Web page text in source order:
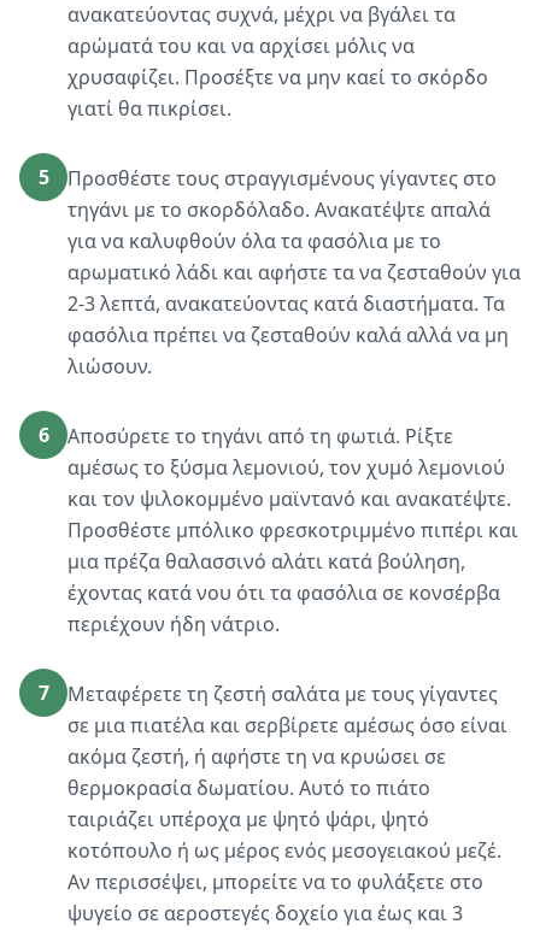
ανακατεύοντας συχνά, μέχρι να βγάλει τα
αρώματά του και να αρχίσει μόλις να
χρυσαφίζει. Προσέξτε να μην καεί το σκόρδο
γιατί θα πικρίσει.
5
Προσθέστε τους στραγγισμένους γίγαντες στο
τηγάνι με το σκορδόλαδο. Ανακατέψτε απαλά
για να καλυφθούν όλα τα φασόλια με το
αρωματικό λάδι και αφήστε τα να ζεσταθούν για
2-3 λεπτά, ανακατεύοντας κατά διαστήματα. Τα
φασόλια πρέπει να ζεσταθούν καλά αλλά να μη
λιώσουν.
6
Αποσύρετε το τηγάνι από τη φωτιά. Ρίξτε
αμέσως το ξύσμα λεμονιού, τον χυμό λεμονιού
και τον ψιλοκομμένο μαϊντανό και ανακατέψτε.
Προσθέστε μπόλικο φρεσκοτριμμένο πιπέρι και
μια πρέζα θαλασσινό αλάτι κατά βούληση,
έχοντας κατά νου ότι τα φασόλια σε κονσέρβα
περιέχουν ήδη νάτριο.
7
Μεταφέρετε τη ζεστή σαλάτα με τους γίγαντες
σε μια πιατέλα και σερβίρετε αμέσως όσο είναι
ακόμα ζεστή, ή αφήστε τη να κρυώσει σε
θερμοκρασία δωματίου. Αυτό το πιάτο
ταιριάζει υπέροχα με ψητό ψάρι, ψητό
κοτόπουλο ή ως μέρος ενός μεσογειακού μεζέ.
Αν περισσέψει, μπορείτε να το φυλάξετε στο
ψυγείο σε αεροστεγές δοχείο για έως και 3